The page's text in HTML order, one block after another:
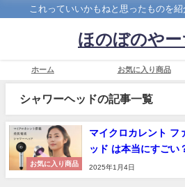
これっていいかもねと思ったものを紹
ほのぼのや
ホーム お気に入り商品
シャワーヘッドの記事一覧
お気に入り商品
マイクロカレント フ
ッド は本当にすごい
2025年1月4日